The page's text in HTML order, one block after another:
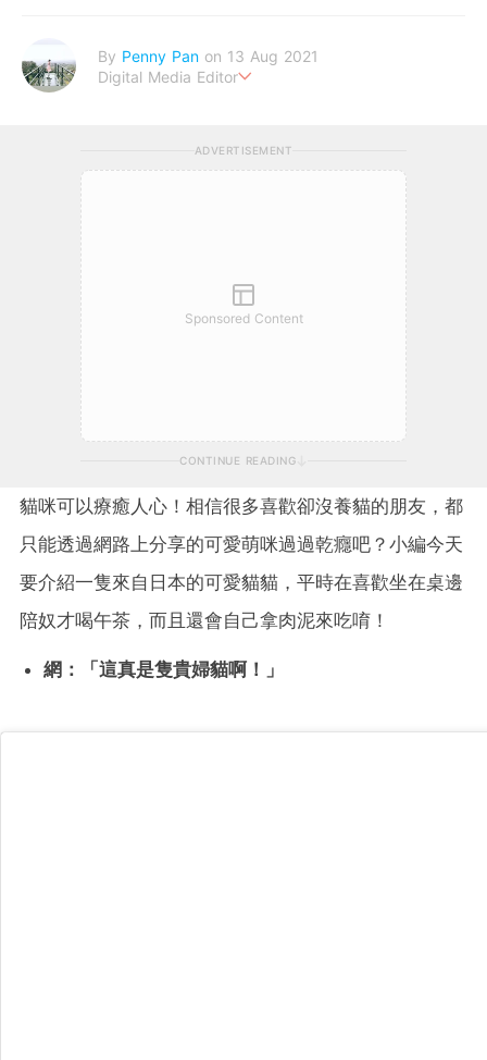
By Penny Pan on 13 Aug 2021
Digital Media Editor
ADVERTISEMENT
Sponsored Content
CONTINUE READING
貓咪可以療癒人心！相信很多喜歡卻沒養貓的朋友，都
只能透過網路上分享的可愛萌咪過過乾癮吧？小編今天
要介紹一隻來自日本的可愛貓貓，平時在喜歡坐在桌邊
陪奴才喝午茶，而且還會自己拿肉泥來吃唷！
網：「這真是隻貴婦貓啊！」